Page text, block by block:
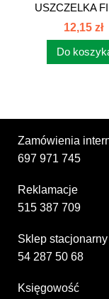
USZCZELKA
POWIETRZA C-
12,15 zł
Do
Zamówienia
697 971 745
Reklamacje
515 387 709
Sklep
54 287 50 68
Księgowość